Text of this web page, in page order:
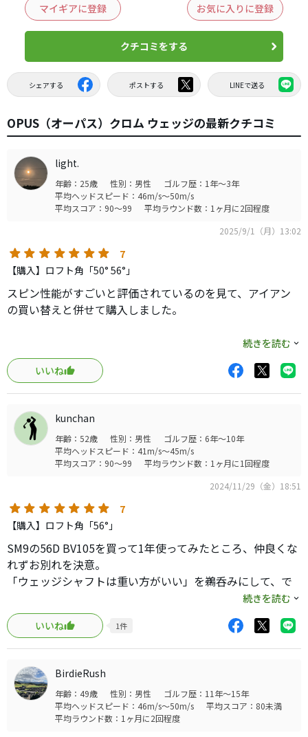
マイギアに登録 お気に入りに登録
クチコミをする
シェアする ポストする LINEで送る
OPUS（オーパス）クロム ウェッジの最新クチコミ
light.
年齢：25歳 性別：男性
ゴルフ歴：1年～3年
平均ヘッドスピード：46m/s～50m/s
平均スコア：90～99
平均ラウンド数：1ヶ月に2回程度
2025/9/1（月）13:02
7
【購入】ロフト角「50° 56°」
スピン性能がすごいと評価されているのを見て、アイアン
の買い替えと併せて購入しました。
グリーンで戻るくらいスピンが入ります。たしかにスピン
性能が高いです。
フェースの開閉もしやすくとても気に入っています。バウン
スも効きます。
続きを読む
いいね
kunchan
年齢：52歳 性別：男性
ゴルフ歴：6年～10年
平均ヘッドスピード：41m/s～45m/s
平均スコア：90～99
平均ラウンド数：1ヶ月に1回程度
2024/11/29（金）18:51
7
【購入】ロフト角「56°」
SM9の56D BV105を買って1年使ってみたところ、仲良くな
れずお別れを決意。
「ウェッジシャフトは重い方がいい」を鵜呑みにして、で
もダイナミックゴールドは振れず、BV105に決定。ヘッド
が重いなあと思いつつもどうにか使いこなそうとしました
が、無理でした。
コスメと宣伝に踊らされて試打。反省からNS950neoにし
たところ（アイアンシャフトはNSPRO105。セオリーとは
逆の軽くなるフロー）、思い通りに打てすぎてビックリ。
値引きは渋いと店員さんに言われたものの、購入を決定し
続きを読む
いいね
1件
BirdieRush
年齢：49歳 性別：男性
ゴルフ歴：11年～15年
平均ヘッドスピード：46m/s～50m/s
平均スコア：80未満
平均ラウンド数：1ヶ月に2回程度